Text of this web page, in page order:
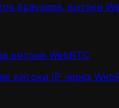
браузера, витоки
витоки WebRTC
витоки IP через